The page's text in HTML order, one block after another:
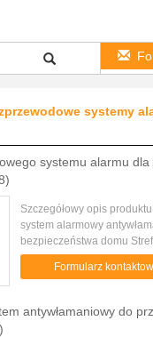
systemy
systemu alarmu dla
Szczegółowy opis
system alarmowy
bezpieczeństwa domu
Częstotliwość
Pokrętło Auto 6groups
Formularz
antywłamaniowy do